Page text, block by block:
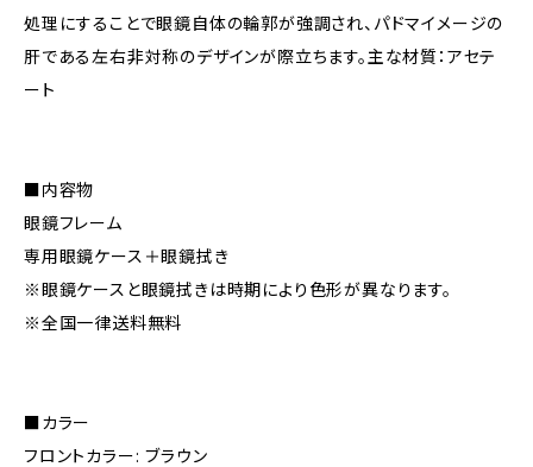
処理にすることで眼鏡自体の輪郭が強調され、パドマイメージの
肝である左右非対称のデザインが際立ちます。主な材質：アセテ
ート
■内容物
眼鏡フレーム
専用眼鏡ケース＋眼鏡拭き
※眼鏡ケースと眼鏡拭きは時期により色形が異なります。
※全国一律送料無料
■カラー
フロントカラー: ブラウン